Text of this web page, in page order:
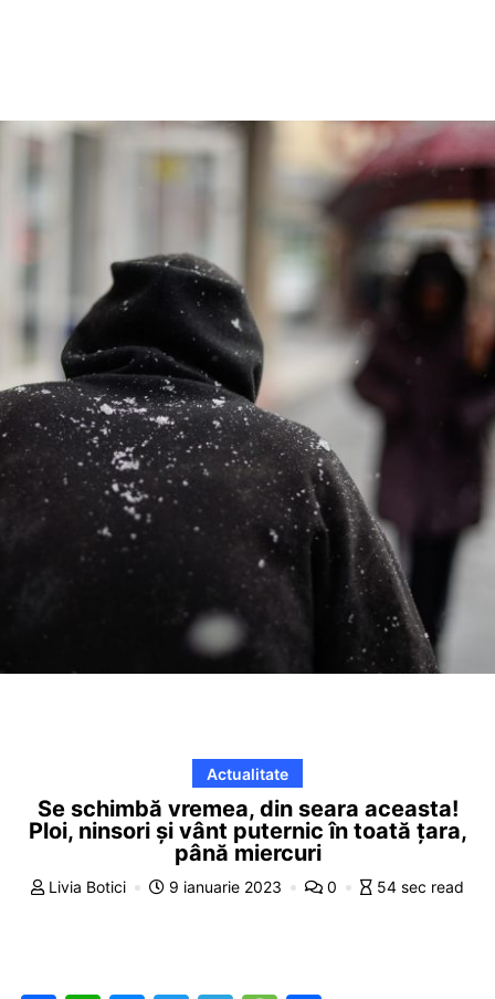
Actualitate
Se schimbă vremea, din seara aceasta!
Ploi, ninsori și vânt puternic în toată țara,
până miercuri
Livia Botici 9 ianuarie 2023 0 54 sec read